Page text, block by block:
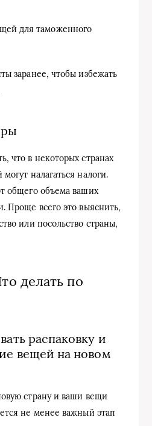
для таможенного
заранее, чтобы избежать
что в некоторых странах
налагаться налоги.
общего объема ваших
Проще всего это выяснить,
или посольство страны,
делать по
распаковку и
вещей на новом
страну и ваши вещи
не менее важный этап